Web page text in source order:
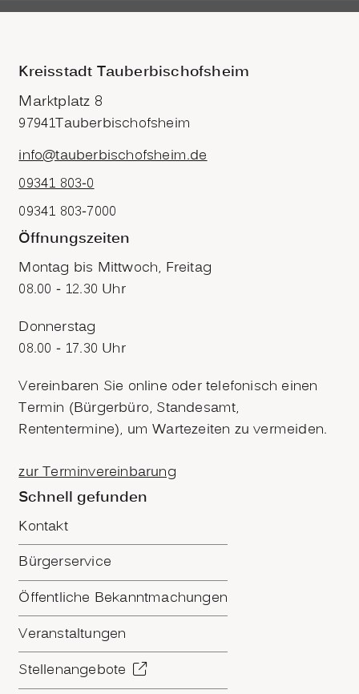
Kreisstadt Tauberbischofsheim
Marktplatz 8
97941Tauberbischofsheim
info@tauberbischofsheim.de
09341 803-0
09341 803-7000
Öffnungszeiten
Montag bis Mittwoch, Freitag
08.00 - 12.30 Uhr
Donnerstag
08.00 - 17.30 Uhr
Vereinbaren Sie online oder telefonisch einen
Termin (Bürgerbüro, Standesamt,
Rententermine), um Wartezeiten zu vermeiden.
zur Terminvereinbarung
Schnell gefunden
Kontakt
Bürgerservice
Öffentliche Bekanntmachungen
Veranstaltungen
Stellenangebote